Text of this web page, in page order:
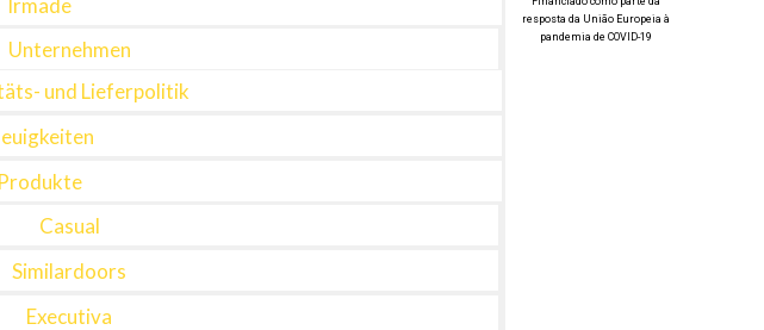
Irmade
Unternehmen
und Lieferpolitik
Produkte
Casual
Similardoors
Executiva
resposta da União Europeia à
pandemia de COVID-19